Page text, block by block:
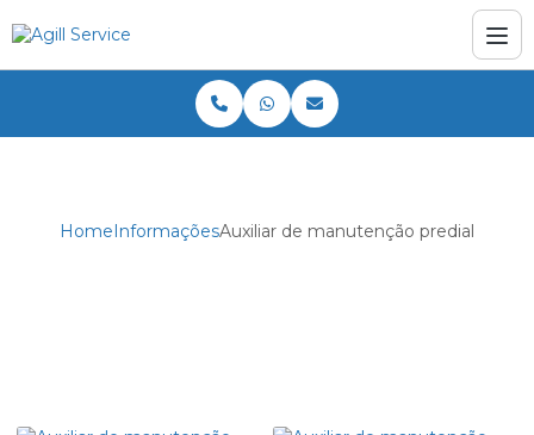
HomeInformaçõesAuxiliar de manutenção predial